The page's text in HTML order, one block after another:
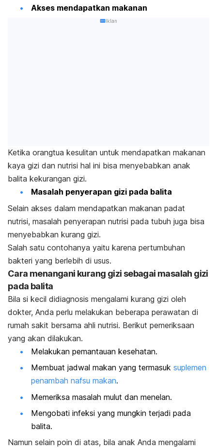
Akses mendapatkan makanan
Iklan
Ketika orangtua kesulitan untuk mendapatkan makanan
kaya gizi dan nutrisi hal ini bisa menyebabkan anak
balita kekurangan gizi.
Masalah penyerapan gizi pada balita
Selain akses dalam mendapatkan makanan padat
nutrisi, masalah penyerapan nutrisi pada tubuh juga bisa
menyebabkan kurang gizi.
Salah satu contohanya yaitu karena pertumbuhan
bakteri yang berlebih di usus.
Cara menangani kurang gizi sebagai masalah gizi
pada balita
Bila si kecil didiagnosis mengalami kurang gizi oleh
dokter, Anda perlu melakukan beberapa perawatan di
rumah sakit bersama ahli nutrisi. Berikut pemeriksaan
yang akan dilakukan.
Melakukan pemantauan kesehatan.
Membuat jadwal makan yang termasuk suplemen
penambah nafsu makan.
Memeriksa masalah mulut dan menelan.
Mengobati infeksi yang mungkin terjadi pada
balita.
Namun selain poin di atas, bila anak Anda mengalami